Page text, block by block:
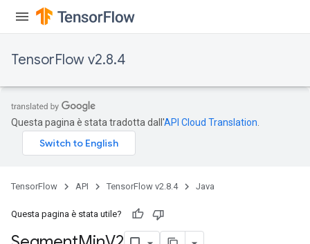
TensorFlow v2.8.4
Questa pagina è stata tradotta dall'API Cloud Translation
TensorFlow API TensorFlow v2.8.4 Java
Questa pagina è stata utile?